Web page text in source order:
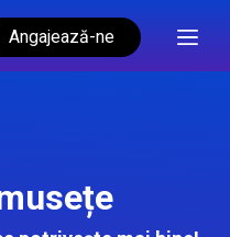
Angajează-ne